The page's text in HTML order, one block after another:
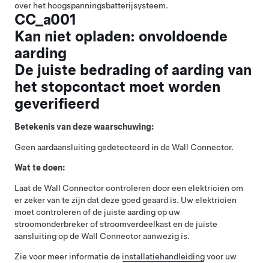
over het hoogspanningsbatterijsysteem.
CC_a001
Kan niet opladen: onvoldoende
aarding
De juiste bedrading of aarding van
het stopcontact moet worden
geverifieerd
Betekenis van deze waarschuwing:
Geen aardaansluiting gedetecteerd in de Wall Connector.
Wat te doen:
Laat de Wall Connector controleren door een elektricien om
er zeker van te zijn dat deze goed geaard is. Uw elektricien
moet controleren of de juiste aarding op uw
stroomonderbreker of stroomverdeelkast en de juiste
aansluiting op de Wall Connector aanwezig is.
Zie voor meer informatie de installatiehandleidingvoor uw